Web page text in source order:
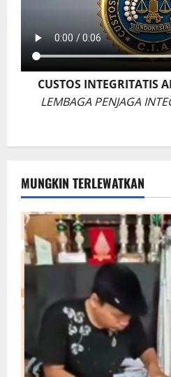
CUSTOS INTEGRITATIS
LEMBAGA PENJAGA
MUNGKIN TERLEWATKAN